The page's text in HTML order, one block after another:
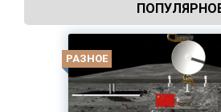
РАЗНОЕ